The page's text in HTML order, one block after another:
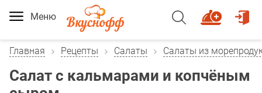
Меню
Главная Рецепты Салаты Салаты из
Салат с кальмарами и копчёным